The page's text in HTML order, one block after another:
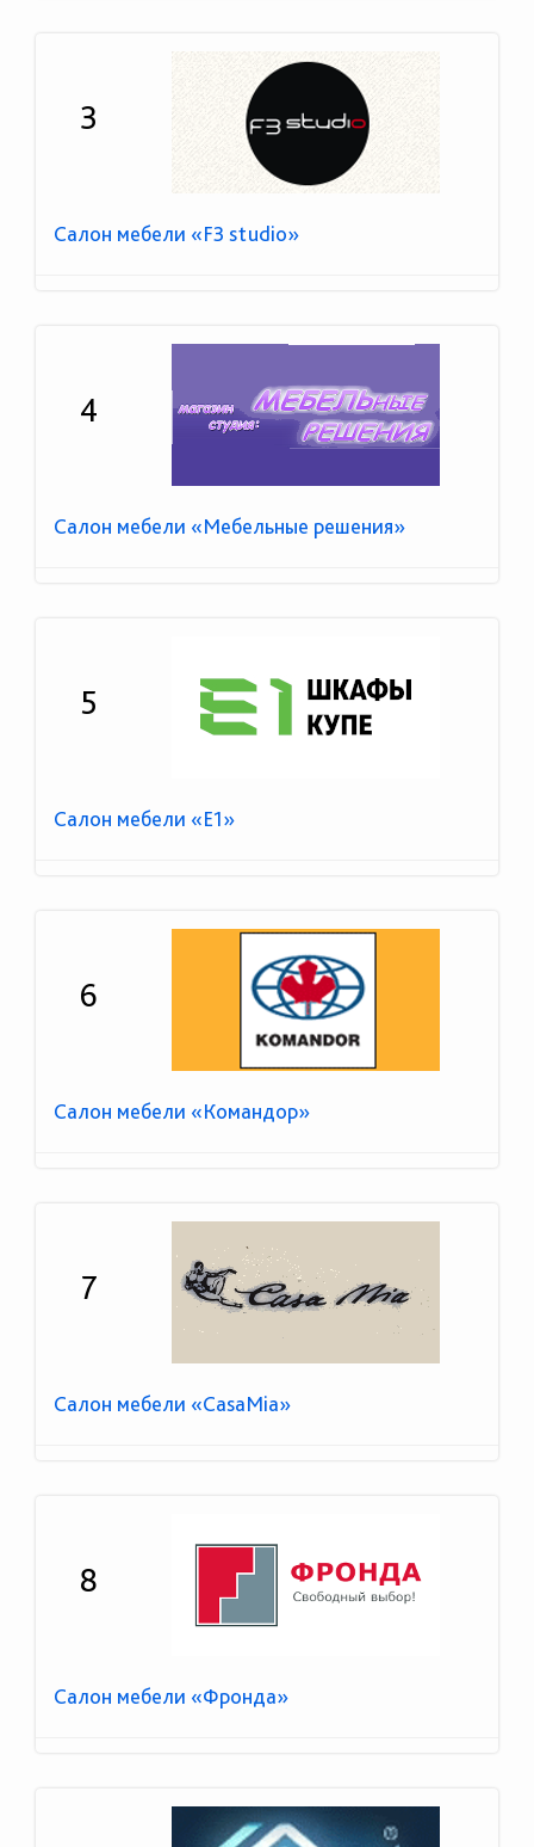
3
Салон мебели «F3 studio»
4
Салон мебели «Мебельные решения»
5
Салон мебели «Е1»
6
Салон мебели «Командор»
7
Салон мебели «CasaMia»
8
Салон мебели «Фронда»